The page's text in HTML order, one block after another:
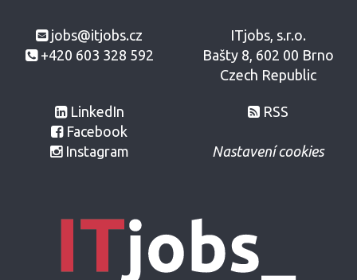
jobs@itjobs.cz
+420 603 328 592
LinkedIn
Facebook
Instagram
ITjobs, s.r.o.
Bašty 8, 602 00 Brno
Czech Republic
RSS
Nastavení cookies